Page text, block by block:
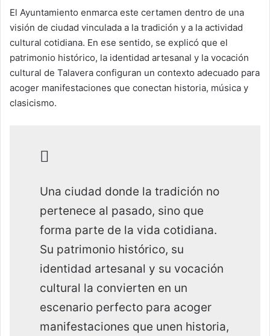
El Ayuntamiento enmarca este certamen dentro de una
visión de ciudad vinculada a la tradición y a la actividad
cultural cotidiana. En ese sentido, se explicó que el
patrimonio histórico, la identidad artesanal y la vocación
cultural de Talavera configuran un contexto adecuado para
acoger manifestaciones que conectan historia, música y
clasicismo.
Una ciudad donde la tradición no
pertenece al pasado, sino que
forma parte de la vida cotidiana.
Su patrimonio histórico, su
identidad artesanal y su vocación
cultural la convierten en un
escenario perfecto para acoger
manifestaciones que unen historia,